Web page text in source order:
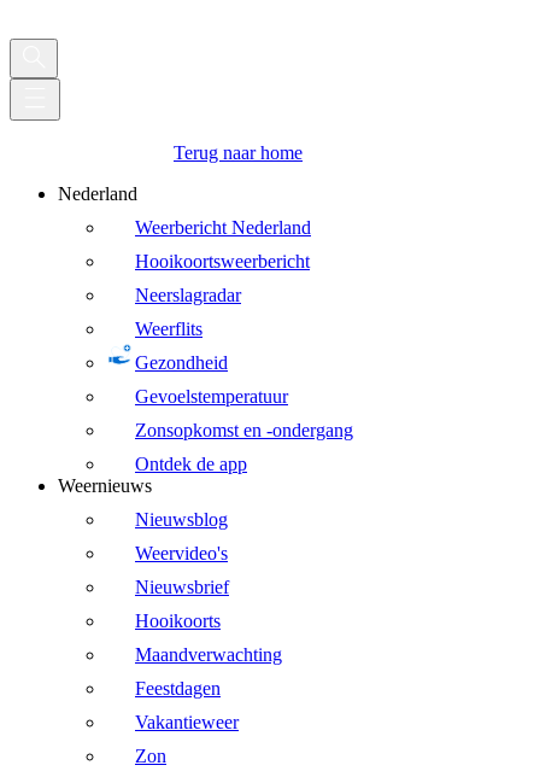
Terug naar home
Nederland
Weerbericht Nederland
Hooikoortsweerbericht
Neerslagradar
Weerflits
Gezondheid
Gevoelstemperatuur
Zonsopkomst en -ondergang
Ontdek de app
Weernieuws
Nieuwsblog
Weervideo's
Nieuwsbrief
Hooikoorts
Maandverwachting
Feestdagen
Vakantieweer
Zon